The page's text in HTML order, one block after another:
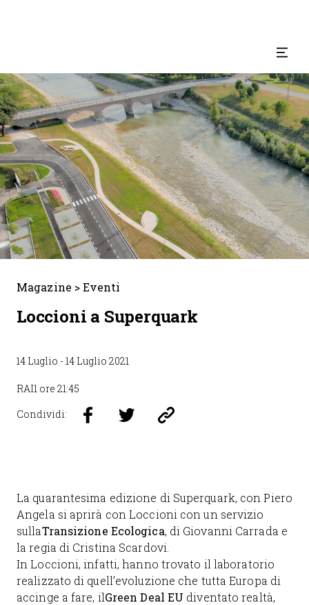
Magazine >Eventi
Loccioni a Superquark
14 Luglio - 14 Luglio 2021
RAI1 ore 21:45
Condividi:
La quarantesima edizione di Superquark, con Piero
Angela si aprirà con Loccioni con un servizio
sullaTransizione Ecologica, di Giovanni Carrada e
la regia di Cristina Scardovi.
In Loccioni, infatti, hanno trovato il laboratorio
realizzato di quell’evoluzione che tutta Europa di
accinge a fare, ilGreen Deal EU diventato realtà,